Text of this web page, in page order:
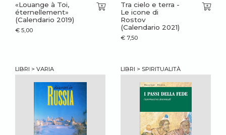
«Louange à Toi,
éternellement»
(Calendario 2019)
€ 5,00
Tra cielo e terra -
Le icone di
Rostov
(Calendario 2021)
€ 7,50
LIBRI > VARIA LIBRI > SPIRITUALITÀ